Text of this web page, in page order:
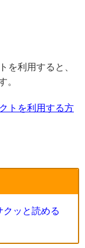
を利用すると、
。
トを利用する方
クッと読める